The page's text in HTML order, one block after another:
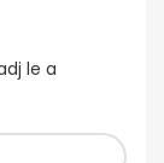
le a